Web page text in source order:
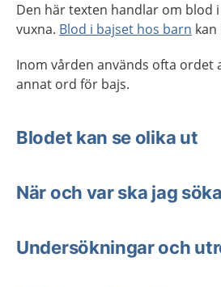
Den här texten handlar om blod
vuxna. Blod i bajset hos barn
Inom vården används ofta ordet
annat ord för bajs.
Blodet kan se olika ut
När och var ska jag
Undersökningar och